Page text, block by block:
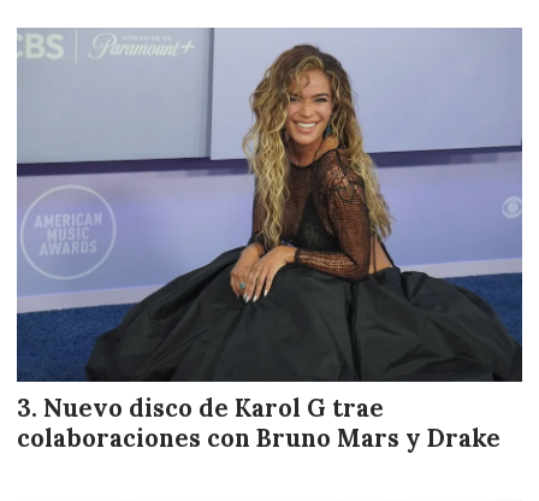
Nuevo disco de Karol G trae
colaboraciones con Bruno Mars y Drake